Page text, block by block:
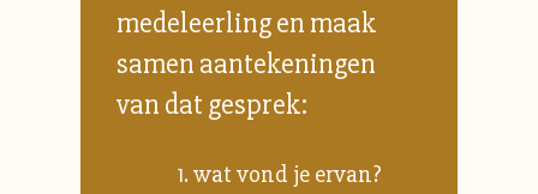
medeleerling en maak
samen aantekeningen
van dat gesprek:
wat vond je ervan?